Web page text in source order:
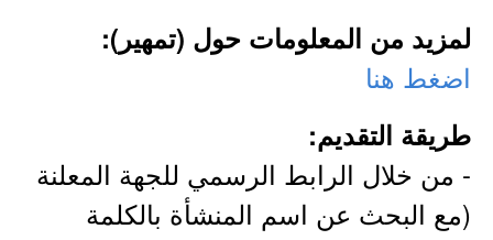
لمزيد من المعلومات حول (تمهير):
اضغط هنا
طريقة التقديم:
- من خلال الرابط الرسمي للجهة المعلنة
(مع البحث عن اسم المنشأة بالكلمة